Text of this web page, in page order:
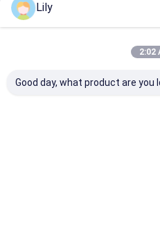
추천된 제품
Lily
2:02
Good day, what product are you